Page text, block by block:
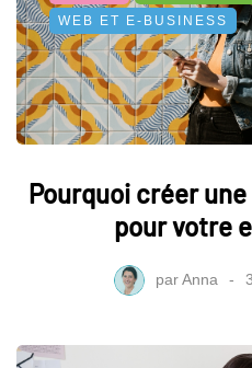
WEB ET E-BUSINESS
Pourquoi créer
pour votre
parAnna